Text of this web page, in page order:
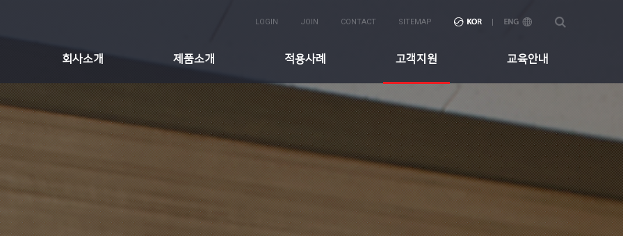
LOGIN JOIN CONTACT SITEMAP
회사소개 제품소개 적용사례 고객지원 교육안내